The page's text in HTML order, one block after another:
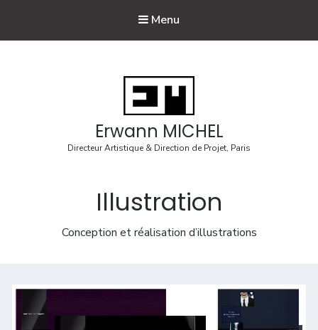
Menu
Erwann MICHEL
Directeur Artistique & Direction de Projet, Paris
Illustration
Conception et réalisation d’illustrations